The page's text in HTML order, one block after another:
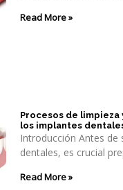
Read More »
Procesos de
los implantes
Introducción Antes de
dentales, es crucial
Read More »